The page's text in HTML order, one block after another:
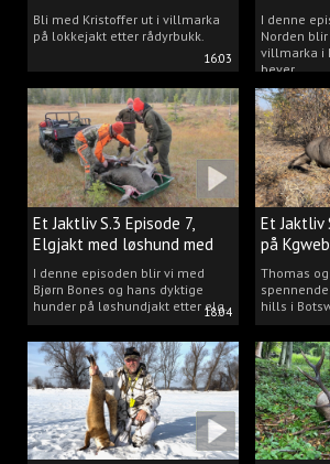
16:03
villmarka.
Bli med Kristoffer ut i villmarka
på lokkejakt etter rådyrbukk.
I denne
Norden
villmarka i
bever.
18:04
Et Jaktliv S.3 Episode 7,
Elgjakt med løshund med
Bjørn Bones.
I denne episoden blir vi med
Bjørn Bones og hans dyktige
hunder på løshundjakt etter elg.
Et Jaktliv
på
Thomas
hills i